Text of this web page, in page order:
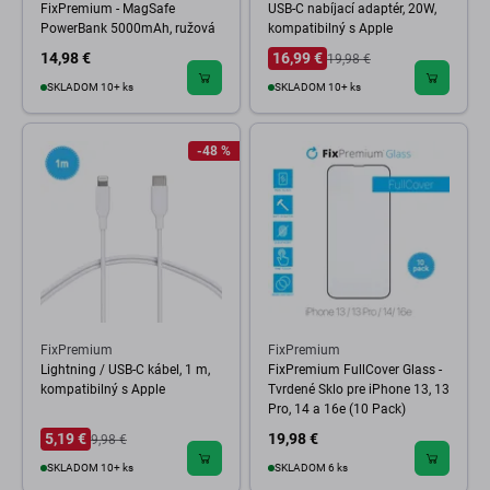
FixPremium - MagSafe
PowerBank 5000mAh, ružová
14,98 €
SKLADOM 10+ ks
USB-C nabíjací adaptér, 20W,
kompatibilný s Apple
16,99 € 19,98 €
SKLADOM 10+ ks
-48 %
FixPremium
Lightning / USB-C kábel, 1 m,
kompatibilný s Apple
5,19 € 9,98 €
SKLADOM 10+ ks
FixPremium
FixPremium FullCover Glass -
Tvrdené Sklo pre iPhone 13, 13
Pro, 14 a 16e (10 Pack)
19,98 €
SKLADOM 6 ks